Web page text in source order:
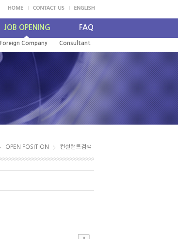
JOB OPENING
Foreign Company Consultant
FAQ
OPEN POSITION 컨설턴트검색